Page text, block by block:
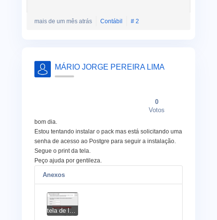
mais de um mês atrás Contábil # 2
MÁRIO JORGE PEREIRA LIMA
0
Votos
bom dia.
Estou tentando instalar o pack mas está solicitando uma
senha de acesso ao Postgre para seguir a instalação.
Segue o print da tela.
Peço ajuda por gentileza.
Anexos
tela de login e senha Postgre.PNG